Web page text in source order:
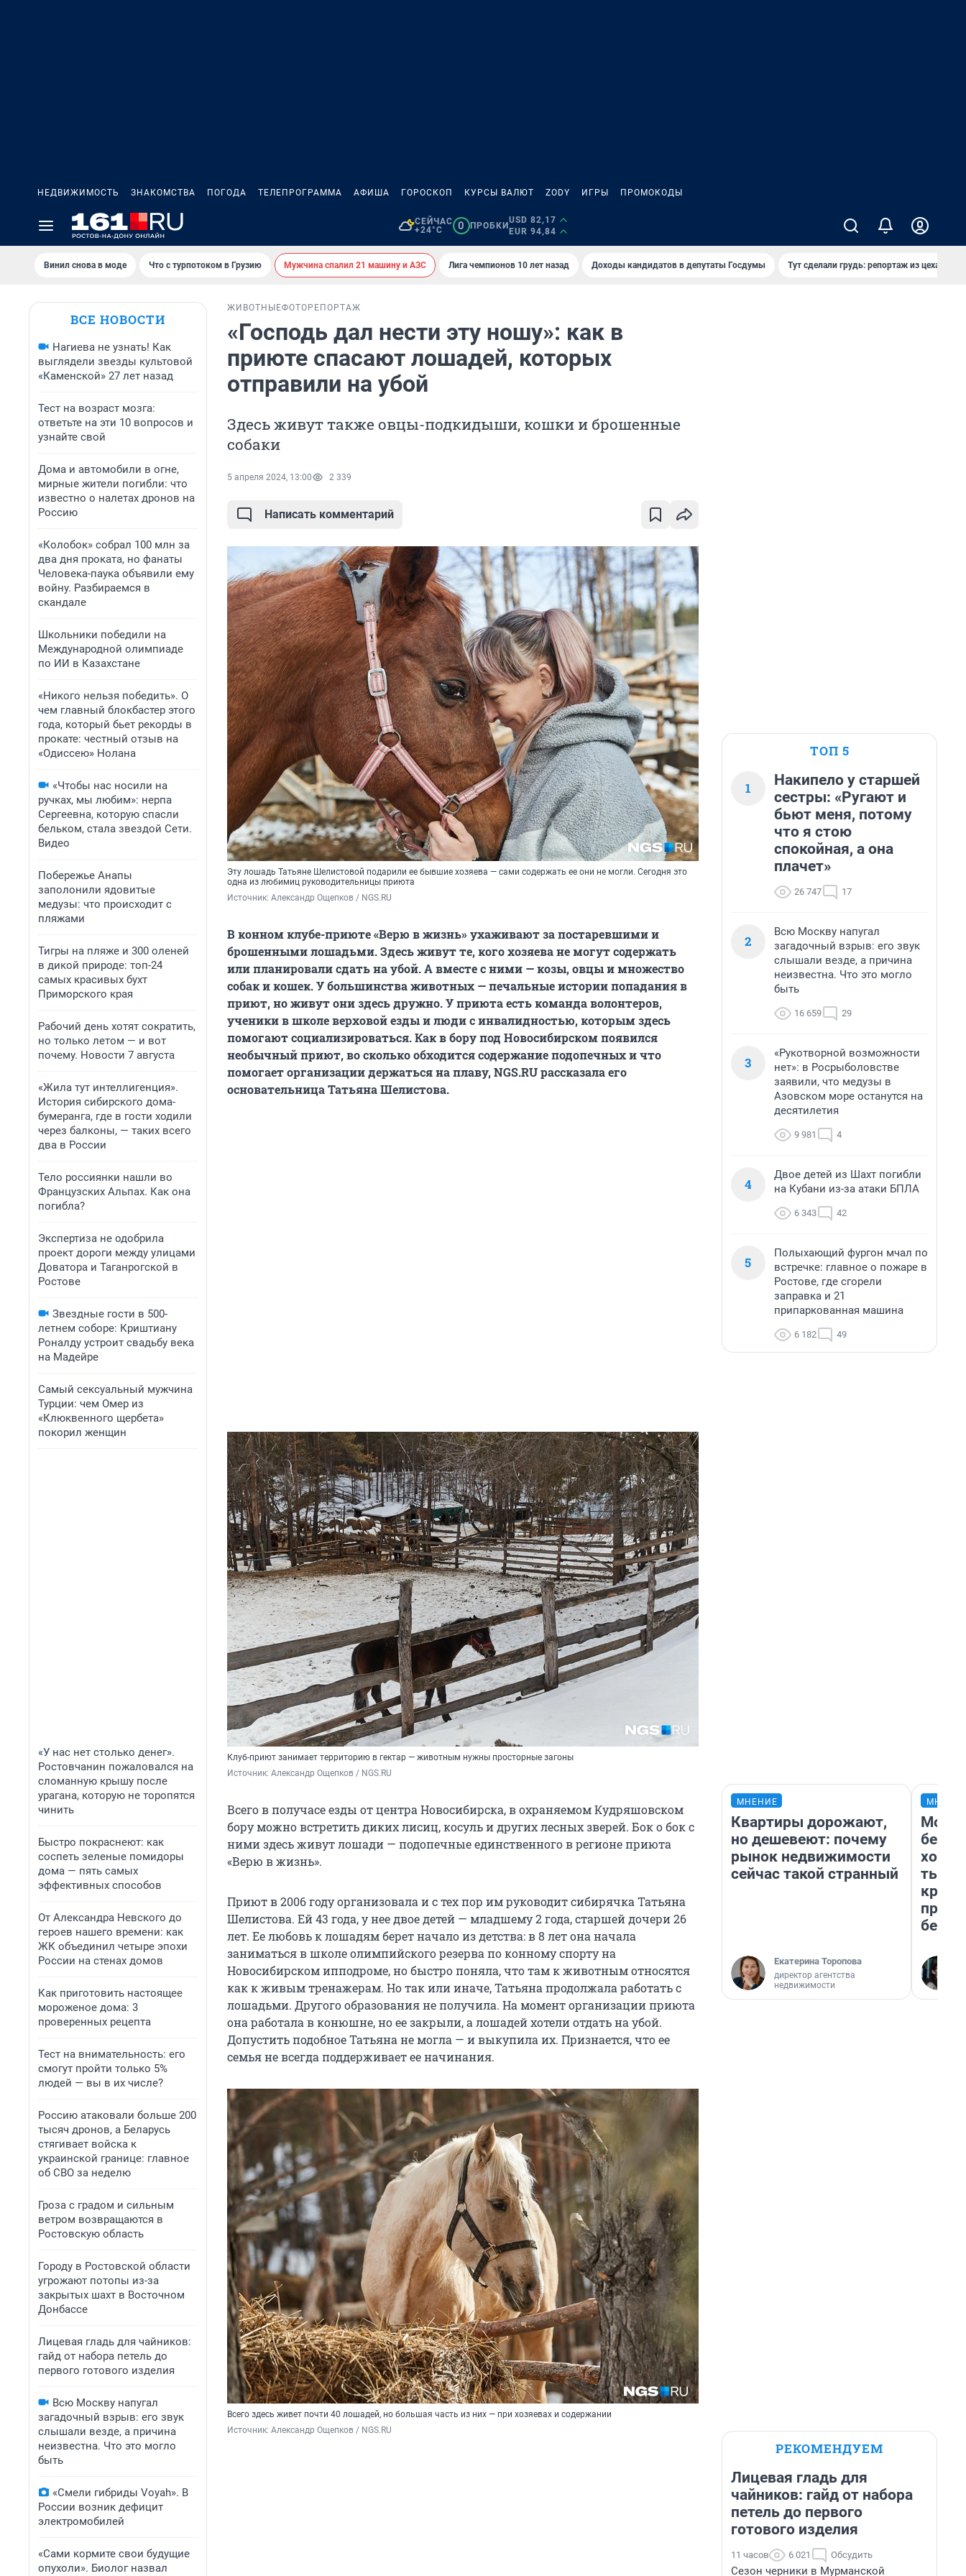
НЕДВИЖИМОСТЬ ЗНАКОМСТВА ПОГОДА ТЕЛЕПРОГРАММА АФИША ГОРОСКОП КУРСЫ ВАЛЮТ ZODY ИГРЫ ПРОМОКОДЫ
СЕЙЧАС
+24°C
0 ПРОБКИ
USD 82,17
EUR 94,84
Винил снова в моде Что с турпотоком в Грузию Мужчина спалил 21 машину и АЗС Лига чемпионов 10 лет назад Доходы кандидатов в депутаты Госдумы Тут сделали грудь: репортаж из цеха
ВСЕ НОВОСТИ
Нагиева не узнать! Как
выглядели звезды культовой
«Каменской» 27 лет назад
Тест на возраст мозга:
ответьте на эти 10 вопросов и
узнайте свой
Дома и автомобили в огне,
мирные жители погибли: что
известно о налетах дронов на
Россию
«Колобок» собрал 100 млн за
два дня проката, но фанаты
Человека-паука объявили ему
войну. Разбираемся в
скандале
Школьники победили на
Международной олимпиаде
по ИИ в Казахстане
«Никого нельзя победить». О
чем главный блокбастер этого
года, который бьет рекорды в
прокате: честный отзыв на
«Одиссею» Нолана
«Чтобы нас носили на
ручках, мы любим»: нерпа
Сергеевна, которую спасли
бельком, стала звездой Сети.
Видео
Побережье Анапы
заполонили ядовитые
медузы: что происходит с
пляжами
Тигры на пляже и 300 оленей
в дикой природе: топ-24
самых красивых бухт
Приморского края
Рабочий день хотят сократить,
но только летом — и вот
почему. Новости 7 августа
«Жила тут интеллигенция».
История сибирского дома-
бумеранга, где в гости ходили
через балконы, — таких всего
два в России
Тело россиянки нашли во
Французских Альпах. Как она
погибла?
Экспертиза не одобрила
проект дороги между улицами
Доватора и Таганрогской в
Ростове
Звездные гости в 500-
летнем соборе: Криштиану
Роналду устроит свадьбу века
на Мадейре
Самый сексуальный мужчина
Турции: чем Омер из
«Клюквенного щербета»
покорил женщин
«У нас нет столько денег».
Ростовчанин пожаловался на
сломанную крышу после
урагана, которую не торопятся
чинить
Быстро покраснеют: как
соспеть зеленые помидоры
дома — пять самых
эффективных способов
От Александра Невского до
героев нашего времени: как
ЖК объединил четыре эпохи
России на стенах домов
Как приготовить настоящее
мороженое дома: 3
проверенных рецепта
Тест на внимательность: его
смогут пройти только 5%
людей — вы в их числе?
Россию атаковали больше 200
тысяч дронов, а Беларусь
стягивает войска к
украинской границе: главное
об СВО за неделю
Гроза с градом и сильным
ветром возвращаются в
Ростовскую область
Городу в Ростовской области
угрожают потопы из-за
закрытых шахт в Восточном
Донбассе
Лицевая гладь для чайников:
гайд от набора петель до
первого готового изделия
Всю Москву напугал
загадочный взрыв: его звук
слышали везде, а причина
неизвестна. Что это могло
быть
«Смели гибриды Voyah». В
России возник дефицит
электромобилей
«Сами кормите свои будущие
опухоли». Биолог назвал
ЖИВОТНЫЕФОТОРЕПОРТАЖ
«Господь дал нести эту ношу»: как в
приюте спасают лошадей, которых
отправили на убой
Здесь живут также овцы-подкидыши, кошки и брошенные
собаки
5 апреля 2024, 13:00 2 339
Написать комментарий
Эту лошадь Татьяне Шелистовой подарили ее бывшие хозяева — сами содержать ее они не могли. Сегодня это
одна из любимиц руководительницы приюта
Источник: Александр Ощепков / NGS.RU
В конном клубе-приюте «Верю в жизнь» ухаживают за постаревшими и
брошенными лошадьми. Здесь живут те, кого хозяева не могут содержать
или планировали сдать на убой. А вместе с ними — козы, овцы и множество
собак и кошек. У большинства животных — печальные истории попадания в
приют, но живут они здесь дружно. У приюта есть команда волонтеров,
ученики в школе верховой езды и люди с инвалидностью, которым здесь
помогают социализироваться. Как в бору под Новосибирском появился
необычный приют, во сколько обходится содержание подопечных и что
помогает организации держаться на плаву, NGS.RU рассказала его
основательница Татьяна Шелистова.
Клуб-приют занимает территорию в гектар — животным нужны просторные загоны
Источник: Александр Ощепков / NGS.RU
Всего в получасе езды от центра Новосибирска, в охраняемом Кудряшовском
бору можно встретить диких лисиц, косуль и других лесных зверей. Бок о бок с
ними здесь живут лошади — подопечные единственного в регионе приюта
«Верю в жизнь».
Приют в 2006 году организовала и с тех пор им руководит сибирячка Татьяна
Шелистова. Ей 43 года, у нее двое детей — младшему 2 года, старшей дочери 26
лет. Ее любовь к лошадям берет начало из детства: в 8 лет она начала
заниматься в школе олимпийского резерва по конному спорту на
Новосибирском ипподроме, но быстро поняла, что там к животным относятся
как к живым тренажерам. Но так или иначе, Татьяна продолжала работать с
лошадьми. Другого образования не получила. На момент организации приюта
она работала в конюшне, но ее закрыли, а лошадей хотели отдать на убой.
Допустить подобное Татьяна не могла — и выкупила их. Признается, что ее
семья не всегда поддерживает ее начинания.
Всего здесь живет почти 40 лошадей, но большая часть из них — при хозяевах и содержании
Источник: Александр Ощепков / NGS.RU
ТОП 5
1
Накипело у старшей
сестры: «Ругают и
бьют меня, потому
что я стою
спокойная, а она
плачет»
26 747 17
2
Всю Москву напугал
загадочный взрыв: его звук
слышали везде, а причина
неизвестна. Что это могло
быть
16 659 29
3
«Рукотворной возможности
нет»: в Росрыболовстве
заявили, что медузы в
Азовском море останутся на
десятилетия
9 981 4
4
Двое детей из Шахт погибли
на Кубани из-за атаки БПЛА
6 343 42
5
Полыхающий фургон мчал по
встречке: главное о пожаре в
Ростове, где сгорели
заправка и 21
припаркованная машина
6 182 49
МНЕНИЕ
Квартиры дорожают,
но дешевеют: почему
рынок недвижимости
сейчас такой странный
Екатерина Торопова
директор агентства
недвижимости
Мой
РЕКОМЕНДУЕМ
Лицевая гладь для
чайников: гайд от набора
петель до первого
готового изделия
11 часов 6 021 Обсудить
Сезон черники в Мурманской